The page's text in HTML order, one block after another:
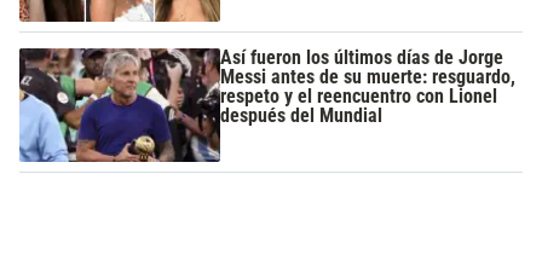
Así fueron los últimos días de Jorge
Messi antes de su muerte: resguardo,
respeto y el reencuentro con Lionel
después del Mundial